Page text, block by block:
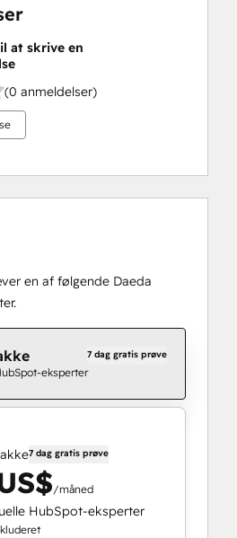
at skrive en
(0 anmeldelser)
en af følgende Daeda
7 dag gratis prøve
eksperter
7 dag gratis prøve
/måned
HubSpot-eksperter